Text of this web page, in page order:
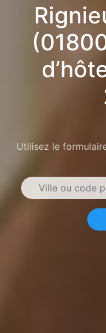
Utilisez le